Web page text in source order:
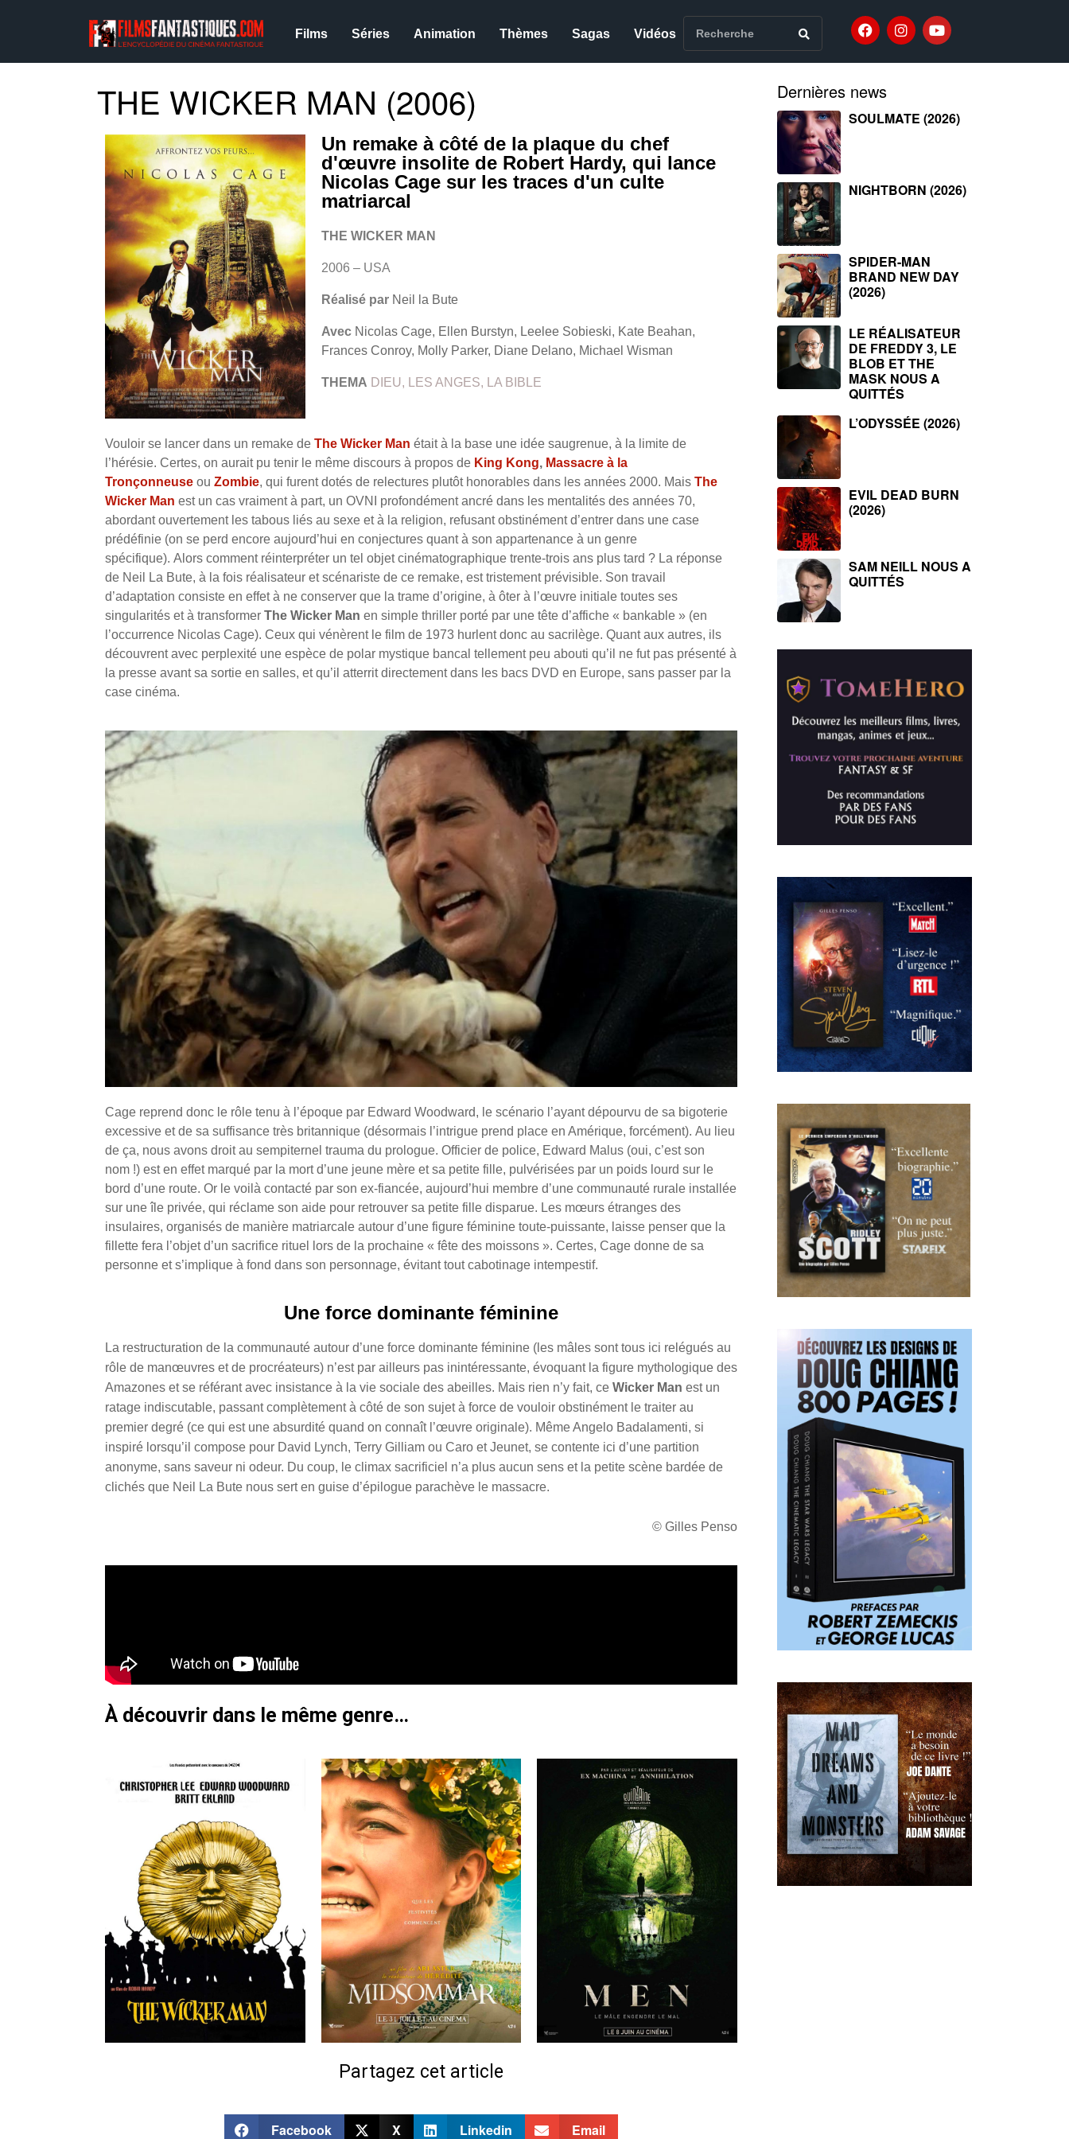
Films Séries Animation Thèmes Sagas Vidéos
THE WICKER MAN (2006)
Un remake à côté de la plaque du chef
d'œuvre insolite de Robert Hardy, qui lance
Nicolas Cage sur les traces d'un culte
matriarcal
THE WICKER MAN
2006 – USA
Réalisé par Neil la Bute
Avec Nicolas Cage, Ellen Burstyn, Leelee Sobieski, Kate Beahan,
Frances Conroy, Molly Parker, Diane Delano, Michael Wisman
THEMA DIEU, LES ANGES, LA BIBLE
Vouloir se lancer dans un remake de The Wicker Man était à la base une idée saugrenue, à la limite de
l’hérésie. Certes, on aurait pu tenir le même discours à propos de King Kong, Massacre à la
Tronçonneuse ou Zombie, qui furent dotés de relectures plutôt honorables dans les années 2000. Mais The
Wicker Man est un cas vraiment à part, un OVNI profondément ancré dans les mentalités des années 70,
abordant ouvertement les tabous liés au sexe et à la religion, refusant obstinément d’entrer dans une case
prédéfinie (on se perd encore aujourd’hui en conjectures quant à son appartenance à un genre
spécifique). Alors comment réinterpréter un tel objet cinématographique trente-trois ans plus tard ? La réponse
de Neil La Bute, à la fois réalisateur et scénariste de ce remake, est tristement prévisible. Son travail
d’adaptation consiste en effet à ne conserver que la trame d’origine, à ôter à l’œuvre initiale toutes ses
singularités et à transformer The Wicker Man en simple thriller porté par une tête d’affiche « bankable » (en
l’occurrence Nicolas Cage). Ceux qui vénèrent le film de 1973 hurlent donc au sacrilège. Quant aux autres, ils
découvrent avec perplexité une espèce de polar mystique bancal tellement peu abouti qu’il ne fut pas présenté à
la presse avant sa sortie en salles, et qu’il atterrit directement dans les bacs DVD en Europe, sans passer par la
case cinéma.
Cage reprend donc le rôle tenu à l’époque par Edward Woodward, le scénario l’ayant dépourvu de sa bigoterie
excessive et de sa suffisance très britannique (désormais l’intrigue prend place en Amérique, forcément). Au lieu
de ça, nous avons droit au sempiternel trauma du prologue. Officier de police, Edward Malus (oui, c’est son
nom !) est en effet marqué par la mort d’une jeune mère et sa petite fille, pulvérisées par un poids lourd sur le
bord d’une route. Or le voilà contacté par son ex-fiancée, aujourd’hui membre d’une communauté rurale installée
sur une île privée, qui réclame son aide pour retrouver sa petite fille disparue. Les mœurs étranges des
insulaires, organisés de manière matriarcale autour d’une figure féminine toute-puissante, laisse penser que la
fillette fera l’objet d’un sacrifice rituel lors de la prochaine « fête des moissons ». Certes, Cage donne de sa
personne et s’implique à fond dans son personnage, évitant tout cabotinage intempestif.
Une force dominante féminine
La restructuration de la communauté autour d’une force dominante féminine (les mâles sont tous ici relégués au
rôle de manœuvres et de procréateurs) n’est par ailleurs pas inintéressante, évoquant la figure mythologique des
Amazones et se référant avec insistance à la vie sociale des abeilles. Mais rien n’y fait, ce Wicker Man est un
ratage indiscutable, passant complètement à côté de son sujet à force de vouloir obstinément le traiter au
premier degré (ce qui est une absurdité quand on connaît l’œuvre originale). Même Angelo Badalamenti, si
inspiré lorsqu’il compose pour David Lynch, Terry Gilliam ou Caro et Jeunet, se contente ici d’une partition
anonyme, sans saveur ni odeur. Du coup, le climax sacrificiel n’a plus aucun sens et la petite scène bardée de
clichés que Neil La Bute nous sert en guise d’épilogue parachève le massacre.
© Gilles Penso
À découvrir dans le même genre…
Partagez cet article
Facebook X Linkedin Email
Dernières news
SOULMATE (2026)
NIGHTBORN (2026)
SPIDER-MAN
BRAND NEW DAY
(2026)
LE RÉALISATEUR
DE FREDDY 3, LE
BLOB ET THE
MASK NOUS A
QUITTÉS
L’ODYSSÉE (2026)
EVIL DEAD BURN
(2026)
SAM NEILL NOUS A
QUITTÉS